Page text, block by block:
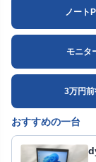
ノート
モニタ
3万円前
おすすめの一台